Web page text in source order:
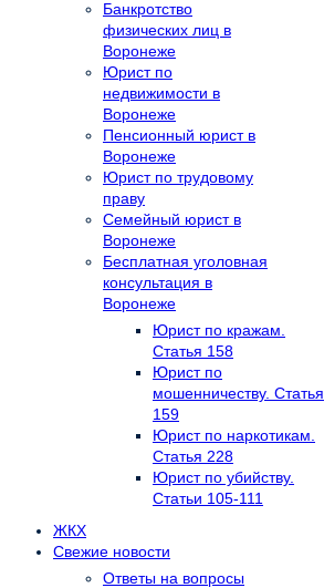
Банкротство
физических лиц в
Воронеже
Юрист по
недвижимости в
Воронеже
Пенсионный юрист в
Воронеже
Юрист по трудовому
праву
Семейный юрист в
Воронеже
Бесплатная уголовная
консультация в
Воронеже
Юрист по кражам.
Статья 158
Юрист по
мошенничеству. Статья
159
Юрист по наркотикам.
Статья 228
Юрист по убийству.
Статьи 105-111
ЖКХ
Свежие новости
Ответы на вопросы